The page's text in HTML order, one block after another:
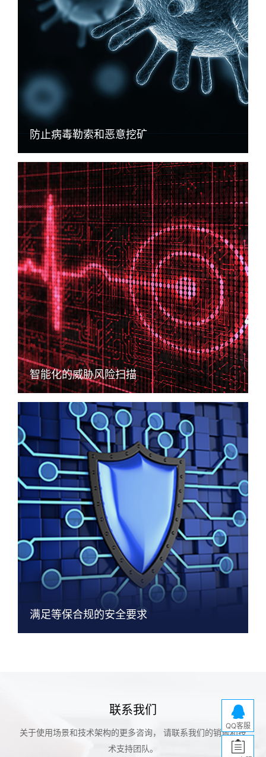
防止病毒勒索和恶意挖矿
智能化的威胁风险扫描
满足等保合规的安全要求
联系我们
关于使用场景和技术架构的更多咨询， 请联系我们的销售和技
术支持团队。
QQ客服